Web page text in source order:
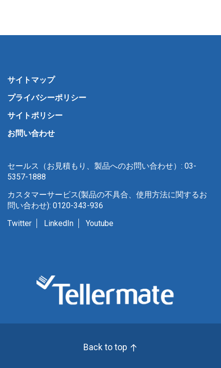
サイトマップ
プライバシーポリシー
サイトポリシー
お問い合わせ
セールス（お見積もり、製品へのお問い合わせ）: 03-
5357-1888
カスタマーサービス(製品の不具合、使用方法に関するお
問い合わせ): 0120-343-936
Twitter
LinkedIn Youtube
Back to top